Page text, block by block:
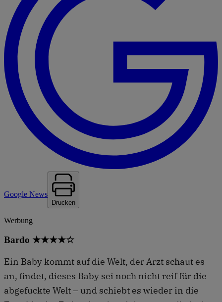
Google News
Drucken
Werbung
Bardo ★★★★☆
Ein Baby kommt auf die Welt, der Arzt schaut es
an, findet, dieses Baby sei noch nicht reif für die
abgefuckte Welt – und schiebt es wieder in die